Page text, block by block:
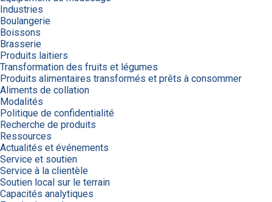
Industries
Boulangerie
Boissons
Brasserie
Produits laitiers
Transformation des fruits et légumes
Produits alimentaires transformés et prêts à consommer
Aliments de collation
Modalités
Politique de confidentialité
Recherche de produits
Ressources
Actualités et événements
Service et soutien
Service à la clientèle
Soutien local sur le terrain
Capacités analytiques